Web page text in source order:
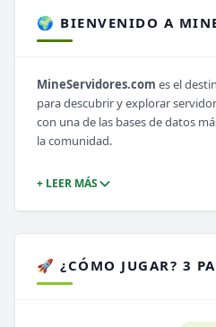
🌍 BIENVENIDO A
MineServidores.com es el
para descubrir y explorar
con una de las bases de datos
la comunidad.
+ LEER MÁS
🚀 ¿CÓMO JUGAR? 3